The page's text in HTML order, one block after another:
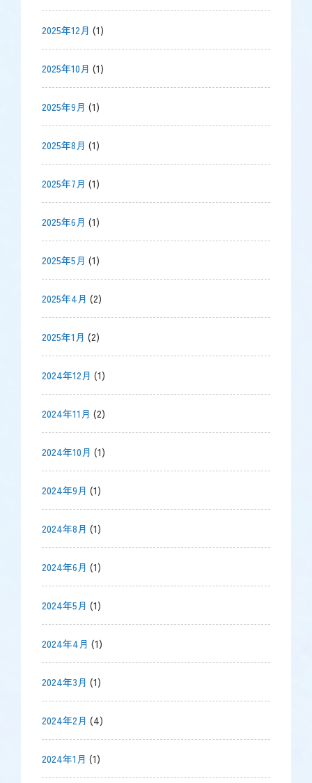
2025年12月 (1)
2025年10月 (1)
2025年9月 (1)
2025年8月 (1)
2025年7月 (1)
2025年6月 (1)
2025年5月 (1)
2025年4月 (2)
2025年1月 (2)
2024年12月 (1)
2024年11月 (2)
2024年10月 (1)
2024年9月 (1)
2024年8月 (1)
2024年6月 (1)
2024年5月 (1)
2024年4月 (1)
2024年3月 (1)
2024年2月 (4)
2024年1月 (1)